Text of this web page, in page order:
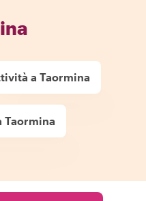
a Taormina
Taormina